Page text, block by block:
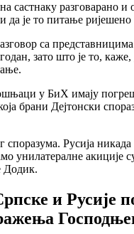
састнаку разговарано
је то питање
са
зато што је то, каже,
у БиХ имају
брани Дејтонски
споразума. Русија
унилатералне акиције
Додик.
и Русије